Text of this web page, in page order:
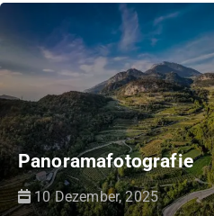
Panoramafotografie
10 Dezember, 2025